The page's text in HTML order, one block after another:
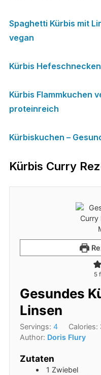
Spaghetti Kürbis mit
vegan
Kürbis
Kürbis Flammkuchen
proteinreich
Kürbiskuchen –
Kürbis Curry
5
Gesundes
Linsen
Servings: 4 Calories:
Author: Doris Flury
Zutaten
1 Zwiebel